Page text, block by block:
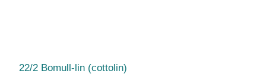
22/2 Bomull-lin (cottolin)